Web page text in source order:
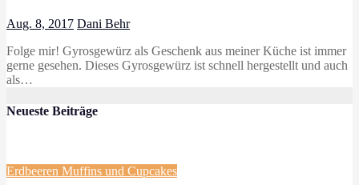
Aug. 8, 2017 Dani Behr
Folge mir! Gyrosgewürz als Geschenk aus meiner Küche ist immer
gerne gesehen. Dieses Gyrosgewürz ist schnell hergestellt und auch
als…
Neueste Beiträge
Erdbeeren Muffins und Cupcakes